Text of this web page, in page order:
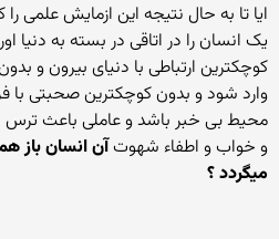
ایا تا به حال نتیجه این ازمایش علمی
یک انسان را در اتاقی در بسته به دنیا
کوچکترین ارتباطی با دنیای بیرون و
وارد شود و بدون کوچکترین صحبتی با
محیط بی خبر باشد و عاملی باعث ترس
و خواب و اطفاء شهوتآن انسان باز هم
میگردد ؟